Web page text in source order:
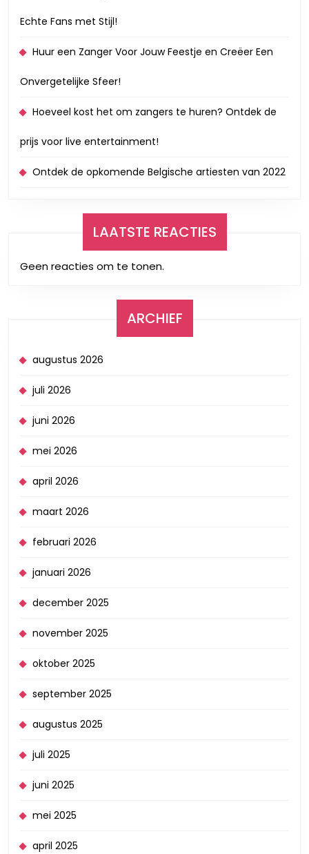
Echte Fans met Stijl!
Huur een Zanger Voor Jouw Feestje en Creëer Een
Onvergetelijke Sfeer!
Hoeveel kost het om zangers te huren? Ontdek de
prijs voor live entertainment!
Ontdek de opkomende Belgische artiesten van 2022
LAATSTE REACTIES
Geen reacties om te tonen.
ARCHIEF
augustus 2026
juli 2026
juni 2026
mei 2026
april 2026
maart 2026
februari 2026
januari 2026
december 2025
november 2025
oktober 2025
september 2025
augustus 2025
juli 2025
juni 2025
mei 2025
april 2025